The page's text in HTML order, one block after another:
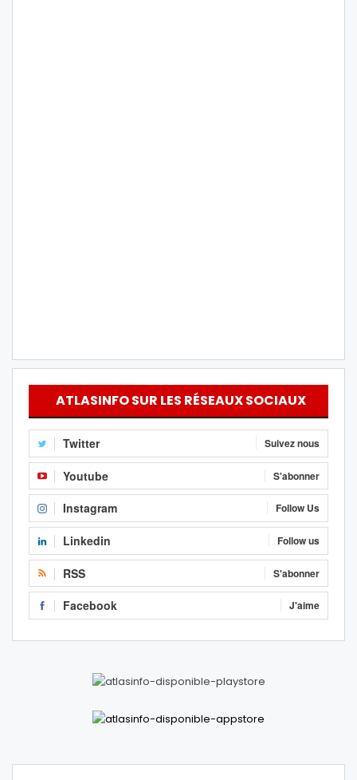
ATLASINFO SUR LES RÉSEAUX SOCIAUX
Twitter Suivez nous
Youtube S'abonner
Instagram Follow Us
Linkedin Follow us
RSS S'abonner
Facebook J'aime